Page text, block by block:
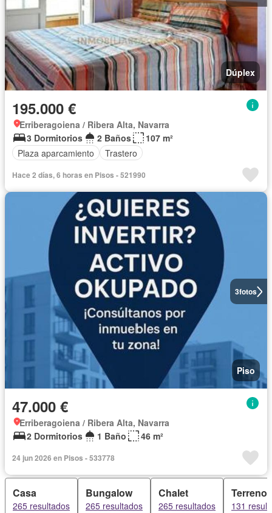
Dúplex
195.000 €
Erriberagoiena / Ribera Alta, Navarra
3 Dormitorios
2 Baños
107 m²
Plaza aparcamiento
Trastero
Hace 2 días, 6 horas en Pisos - 521990
3fotos
Piso
47.000 €
Erriberagoiena / Ribera Alta, Navarra
2 Dormitorios
1 Baño 46 m²
24 jun 2026 en Pisos - 533778
Casa
265 resultados
Bungalow
265 resultados
Chalet
265 resultados
Terreno
131